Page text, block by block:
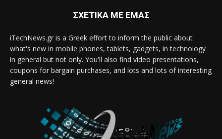
ΣΧΕΤΙΚΑ ΜΕ ΕΜΑΣ
iTechNews.gr is a Greek effort to inform the public about
what's new in mobile phones, tablets, gadgets, in technology
in general but not only. You'll also find video presentations,
coupons for bargain purchases, and lots and lots of interesting
general news!